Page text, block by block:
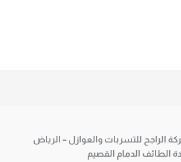
الراجح للتسربات والعوازل – الرياض
الطائف الدمام القصيم